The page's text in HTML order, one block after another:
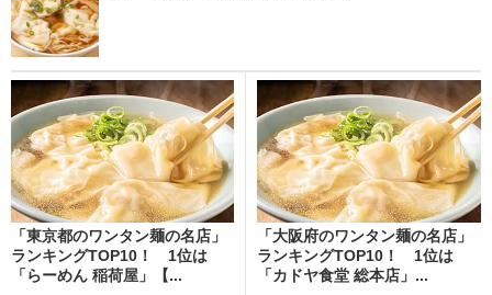
「東京都のワンタン麺の名店」
ランキングTOP10！ 1位は
「らーめん 稲荷屋」【...
「大阪府のワンタン麺の名店」
ランキングTOP10！ 1位は
「カドヤ食堂 総本店」...